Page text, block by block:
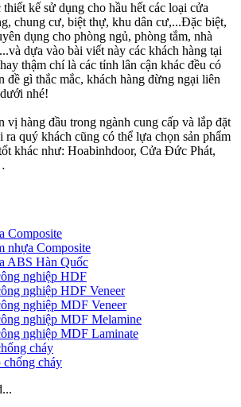
thiết kế sử dụng cho hầu hết các loại cửa
chung cư, biệt thự, khu dân cư,...Đặc biệt,
dụng cho phòng ngủ, phòng tắm, nhà
dựa vào bài viết này các khách hàng tại
thậm chí là các tỉnh lân cận khác đều có
đề gì thắc mắc, khách hàng đừng ngại liên
nhé!
vị hàng đầu trong ngành cung cấp và lắp đặt
quý khách cũng có thể lựa chọn sản phẩm
khác như: Hoabinhdoor, Cửa Đức Phát,
Composite
nhựa Composite
ABS Hàn Quốc
nghiệp HDF
nghiệp HDF Veneer
nghiệp MDF Veneer
nghiệp MDF Melamine
nghiệp MDF Laminate
cháy
chống cháy